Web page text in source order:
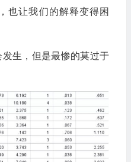
也让我们的解释变得困
生，但是最惨的莫过于